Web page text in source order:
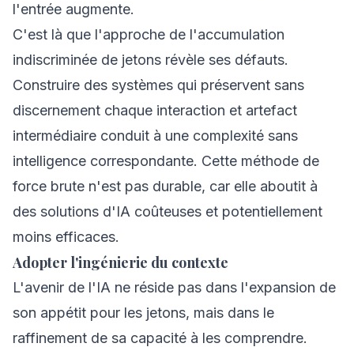
l'entrée augmente.
C'est là que l'approche de l'accumulation
indiscriminée de jetons révèle ses défauts.
Construire des systèmes qui préservent sans
discernement chaque interaction et artefact
intermédiaire conduit à une complexité sans
intelligence correspondante. Cette méthode de
force brute n'est pas durable, car elle aboutit à
des solutions d'IA coûteuses et potentiellement
moins efficaces.
Adopter l'ingénierie du contexte
L'avenir de l'IA ne réside pas dans l'expansion de
son appétit pour les jetons, mais dans le
raffinement de sa capacité à les comprendre.